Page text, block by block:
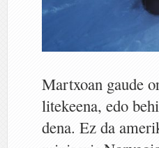
Martxoan gaude
litekeena, edo
dena. Ez da